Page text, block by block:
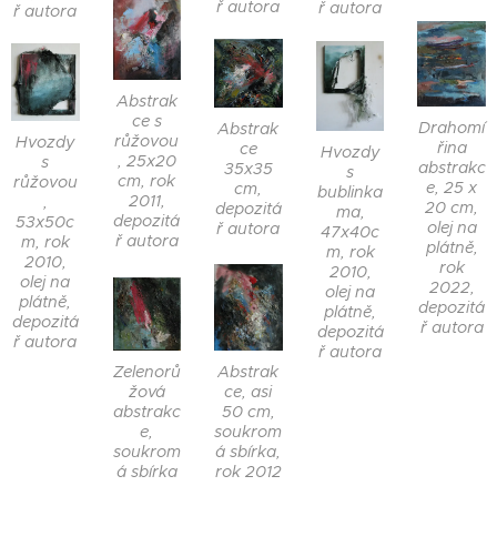
ř autora
ř autora
ř autora
Abstrak
ce s
růžovou
, 25x20
cm, rok
2011,
depozitá
ř autora
Drahomí
řina
abstrakc
e, 25 x
20 cm,
olej na
plátně,
rok
2022,
depozitá
ř autora
Abstrak
ce
35x35
cm,
depozitá
ř autora
Hvozdy
s
bublinka
ma,
47x40c
m, rok
2010,
olej na
plátně,
depozitá
ř autora
Hvozdy
s
růžovou
,
53x50c
m, rok
2010,
olej na
plátně,
depozitá
ř autora
Abstrak
ce, asi
50 cm,
soukrom
á sbírka,
rok 2012
Zelenorů
žová
abstrakc
e,
soukrom
á sbírka